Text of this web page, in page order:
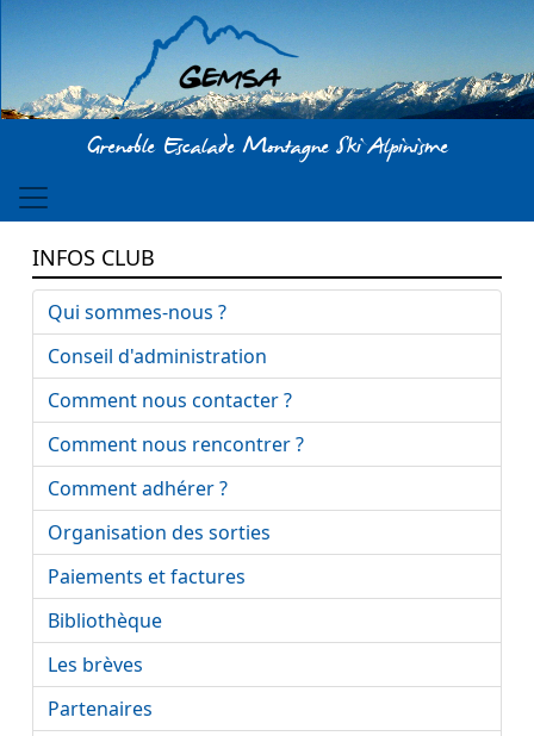
Aller au contenu principal
Grenoble Escalade Montagne Ski Alpinisme
INFOS CLUB
Qui sommes-nous ?
Conseil d'administration
Comment nous contacter ?
Comment nous rencontrer ?
Comment adhérer ?
Organisation des sorties
Paiements et factures
Bibliothèque
Les brèves
Partenaires